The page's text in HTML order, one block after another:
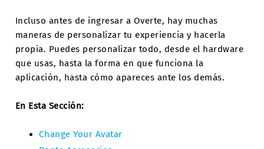
Incluso antes de ingresar a Overte, hay muchas
maneras de personalizar tu experiencia y hacerla
propia. Puedes personalizar todo, desde el hardware
que usas, hasta la forma en que funciona la
aplicación, hasta cómo apareces ante los demás.
En Esta Sección:
Change Your Avatar